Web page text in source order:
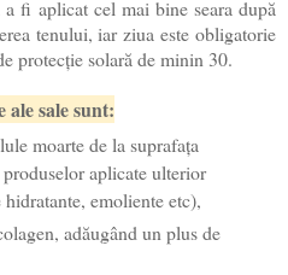
fi aplicat cel mai bine seara după
tenului, iar ziua este obligatorie
protecție solară de minin 30.
sale sunt:
moarte de la suprafața
aplicate ulterior
emoliente etc),
adăugând un plus de